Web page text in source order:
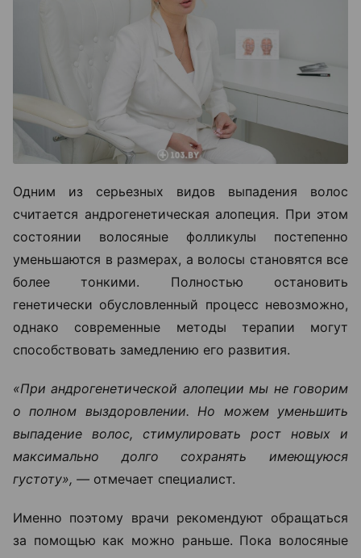
Одним из серьезных видов выпадения волос
считается андрогенетическая алопеция. При этом
состоянии волосяные фолликулы постепенно
уменьшаются в размерах, а волосы становятся все
более тонкими. Полностью остановить
генетически обусловленный процесс невозможно,
однако современные методы терапии могут
способствовать замедлению его развития.
«При андрогенетической алопеции мы не говорим
о полном выздоровлении. Но можем уменьшить
выпадение волос, стимулировать рост новых и
максимально долго сохранять имеющуюся
густоту», — отмечает специалист.
Именно поэтому врачи рекомендуют обращаться
за помощью как можно раньше. Пока волосяные